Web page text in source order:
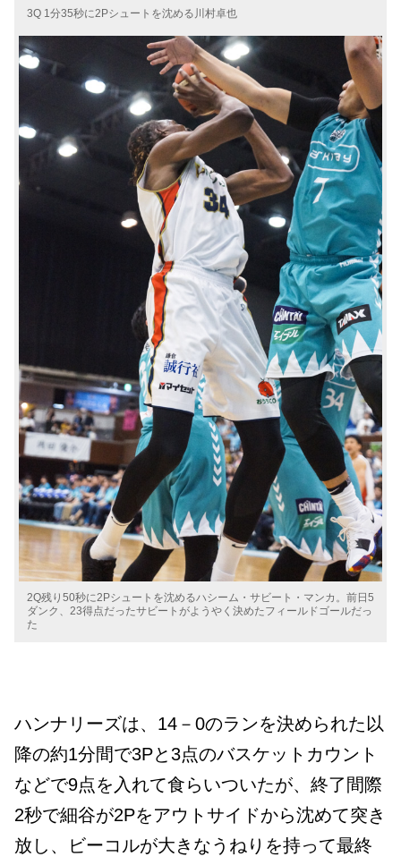
3Q 1分35秒に2Pシュートを沈める川村卓也
2Q残り50秒に2Pシュートを沈めるハシーム・サビート・マンカ。前日5
ダンク、23得点だったサビートがようやく決めたフィールドゴールだっ
た
ハンナリーズは、14－0のランを決められた以
降の約1分間で3Pと3点のバスケットカウント
などで9点を入れて食らいついたが、終了間際
2秒で細谷が2Pをアウトサイドから沈めて突き
放し、ビーコルが大きなうねりを持って最終